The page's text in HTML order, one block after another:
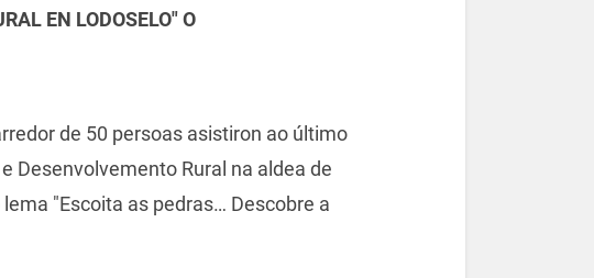
EN LODOSELO" O
de 50 persoas asistiron ao último
Desenvolvemento Rural na aldea de
"Escoita as pedras… Descobre a